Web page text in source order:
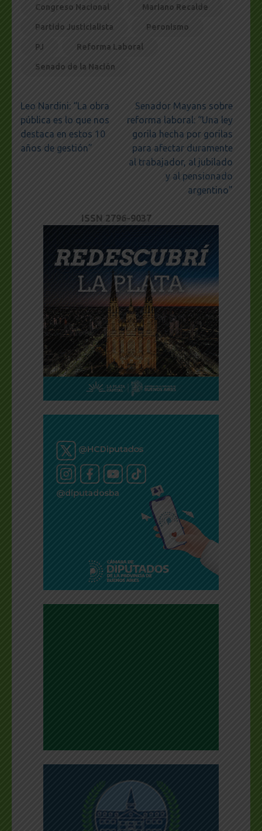
Congreso Nacional Mariano Recalde
Partido Justicialista Peronismo
PJ Reforma Laboral
Senado de la Nación
Navegación
de
entradas
Leo Nardini: “La obra
pública es lo que nos
destaca en estos 10
años de gestión”
Senador Mayans sobre
reforma laboral: “Una ley
gorila hecha por gorilas
para afectar duramente
al trabajador, al jubilado
y al pensionado
argentino”
ISSN 2796-9037